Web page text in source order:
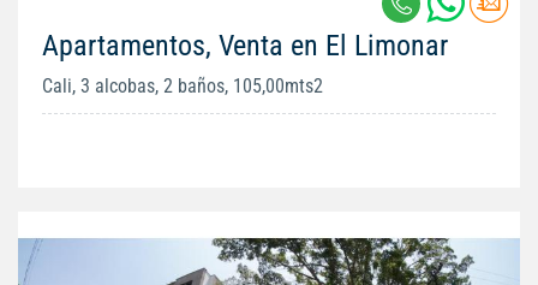
Apartamentos, Venta en El Limonar
Cali, 3 alcobas, 2 baños, 105,00mts2